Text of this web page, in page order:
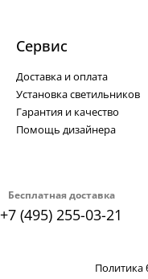
Бесплатная доставка
+7 (495) 255-03-21
Сервис
Доставка и оплата
Установка светильников
Гарантия и качество
Помощь дизайнера
Политика